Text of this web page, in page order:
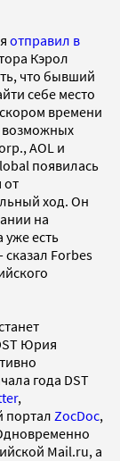
отправил в
Кэрол
что бывший
себе место
времени
возможных
AOL и
появилась
от
ход. Он
на
есть
Forbes
Юрия
года DST
,
портал ZocDoc,
Mail.ru, а